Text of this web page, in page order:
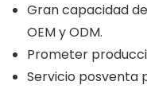
Gran capacidad
OEM y ODM.
Prometer
Servicio posventa